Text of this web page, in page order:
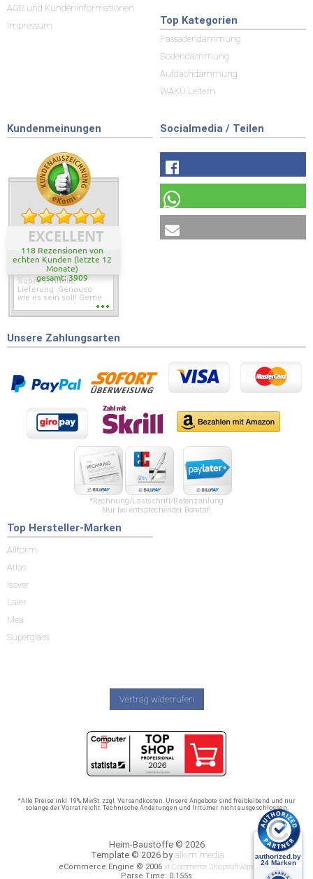
AGB und Kundeninformationen
Impressum
Top Kategorien
Fassadendämmung
Bodendämmung
Aufdachdämmung
WAKÜ Leitern
Kundenmeinungen
EXCELLENT
118 Rezensionen von
echten Kunden (letzte 12
Monate)
gesamt: 3909
Super schnelle
Lieferung. Genauso
wie es sein soll! Gerne
wieder wenn ich was
Socialmedia / Teilen
Unsere Zahlungsarten
*Rechnung/Lastschrift/Ratenzahlung
Nur bei entsprechender Bonität!
Top Hersteller-Marken
Allform
Atlas
Isover
Laier
Mea
Superglass
Vertrag widerrufen
*Alle Preise inkl. 19% MwSt. zzgl. Versandkosten. Unsere Angebote sind freibleibend und nur
solange der Vorrat reicht. Technische Änderungen und Irrtümer nicht ausgeschlossen.
Heim-Baustoffe © 2026
Template © 2026 byalkim media
eCommerce Engine © 2006 xt:Commerce Shopsoftware
Parse Time: 0.155s